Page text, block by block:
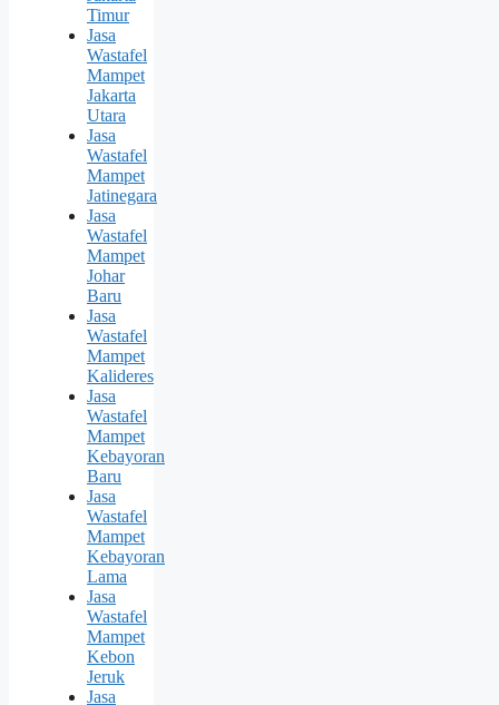
Timur
Jasa
Wastafel
Mampet
Jakarta
Utara
Jasa
Wastafel
Mampet
Jatinegara
Jasa
Wastafel
Mampet
Johar
Baru
Jasa
Wastafel
Mampet
Kalideres
Jasa
Wastafel
Mampet
Kebayoran
Baru
Jasa
Wastafel
Mampet
Kebayoran
Lama
Jasa
Wastafel
Mampet
Kebon
Jeruk
Jasa